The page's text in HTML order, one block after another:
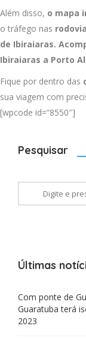
Além disso, o mapa
o tráfego nas
de Ibiraiaras.
Ibiraiaras a Porto
Fique por dentro das
sua viagem com
[wpcode id=”8550″]
Pesquisar
Últimas
Com ponte de
Guaratuba terá
2023